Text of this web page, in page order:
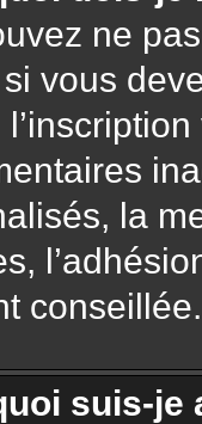
ne
vous
la
conseillée.
suis-je